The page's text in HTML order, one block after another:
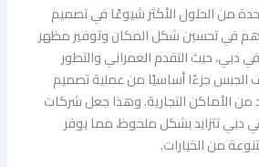
من الحلول الأكثر شيوعًا في تصميم
في تحسين شكل المكان وتوفير مظهر
حيث التقدم العمراني والتطور
الجبس جزءًا أساسيًا من عملية تصميم
من الأماكن التجارية. وهذا جعل شركات
دبي تتزايد بشكل ملحوظ، مما يوفر
من الخيارات.